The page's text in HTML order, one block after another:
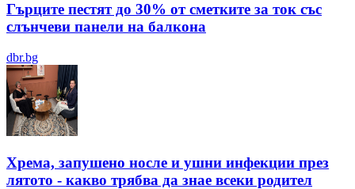
Гърците пестят до 30% от сметките за ток със
слънчеви панели на балкона
dbr.bg
Хрема, запушено носле и ушни инфекции през
лятотo - какво трябва да знае всеки родител